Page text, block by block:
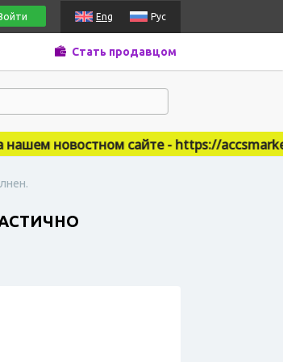
Eng Рус
Стать продавцом
новостном сайте - https://